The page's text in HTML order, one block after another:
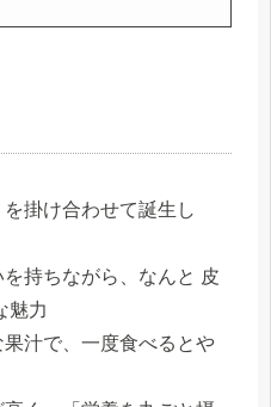
を掛け合わせて誕生し
持ちながら、なんと 皮
魅力
汁で、一度食べるとや